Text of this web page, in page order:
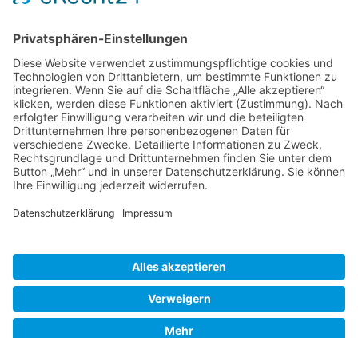
Weihnachtsfeier 2015_1
Bild-Informationen
Aktuelle Seite:
Bildergalerie
Copyright © RV 1897 Schifferstadt |
Haftungsausschluss
PDF-Satzung|Login
www.geh-online.eu